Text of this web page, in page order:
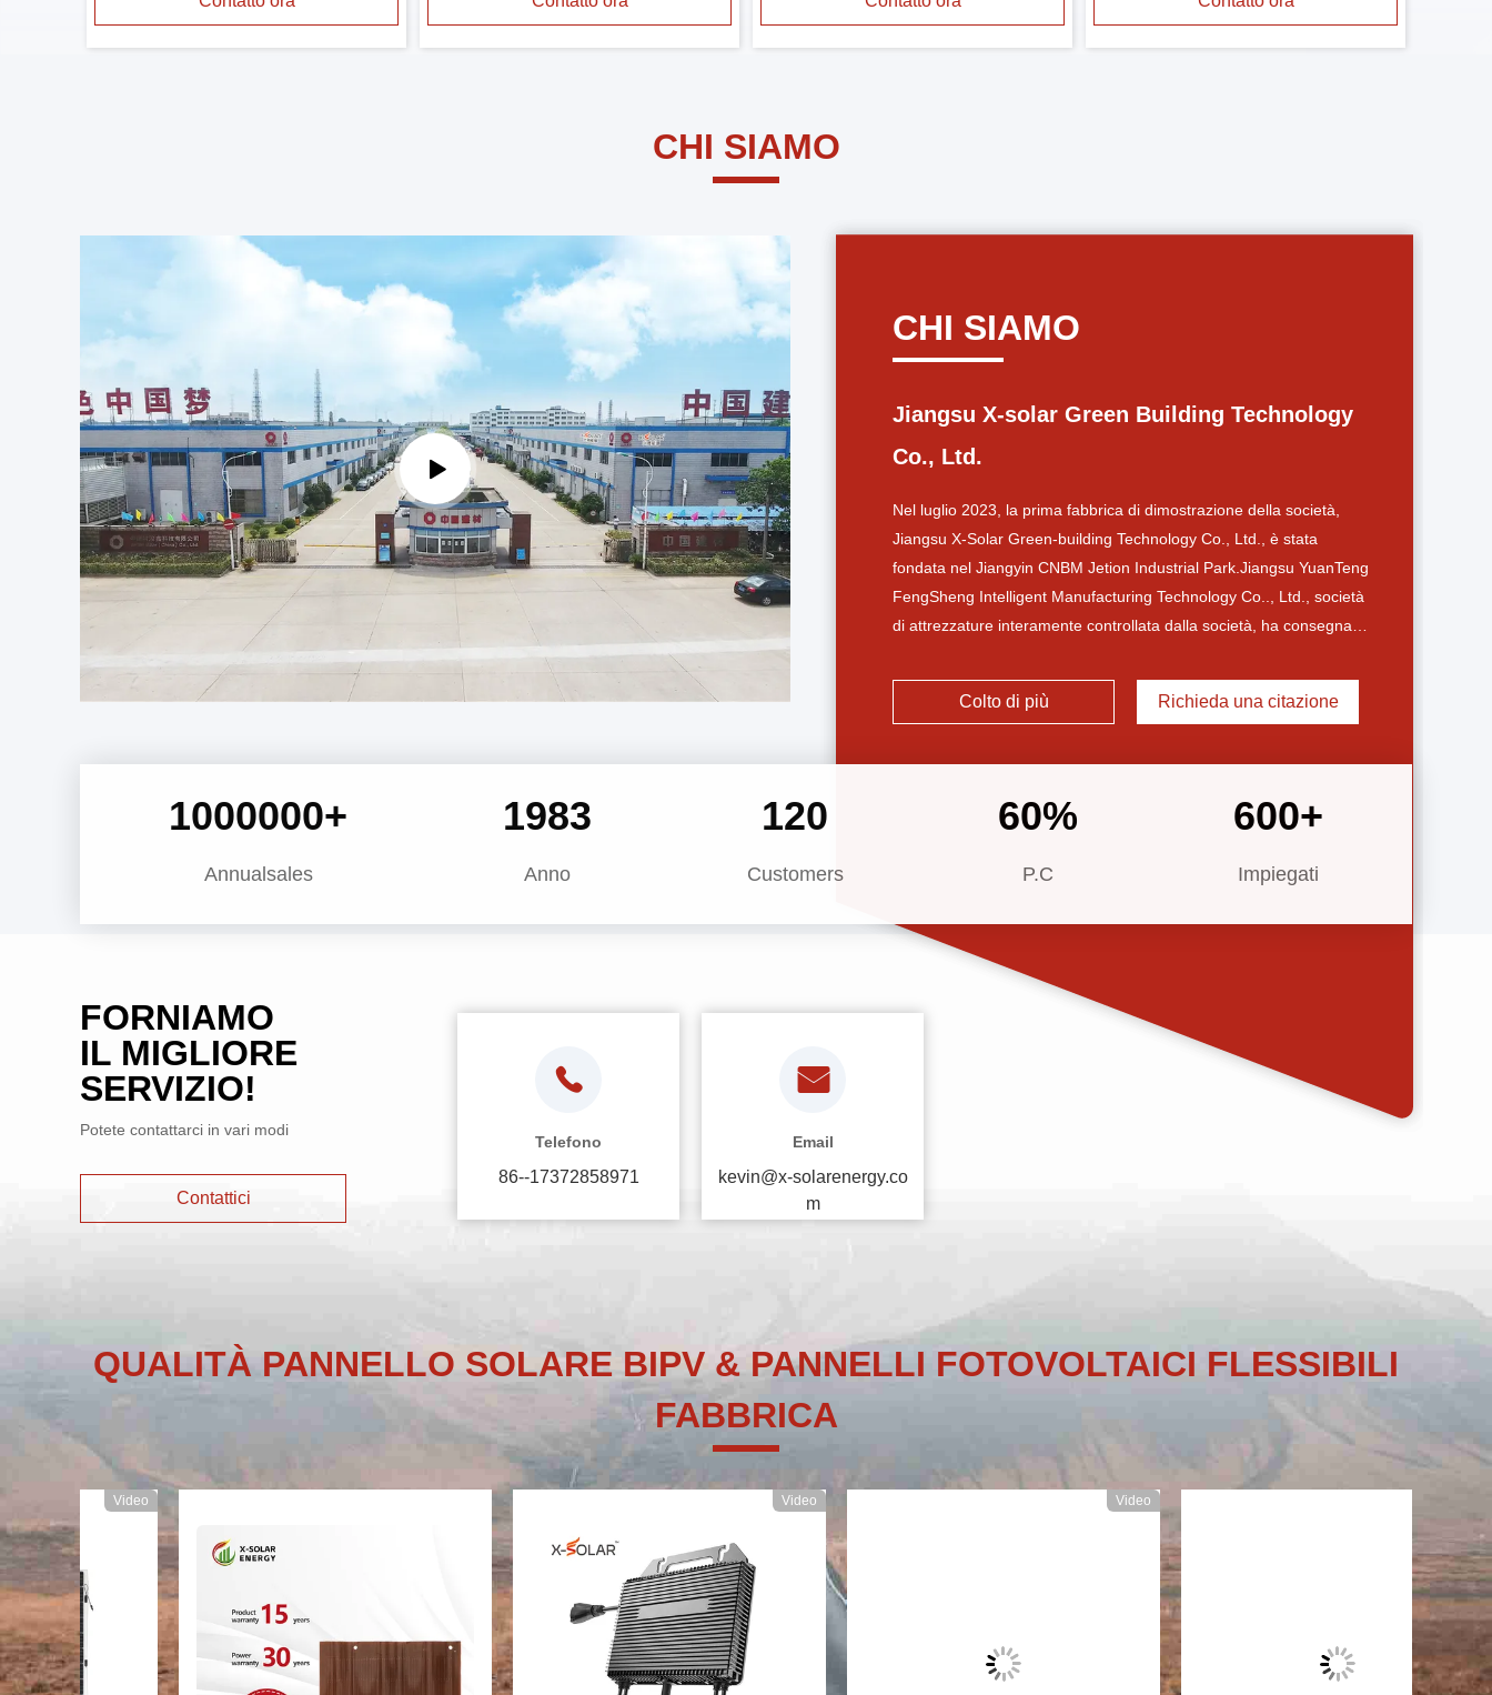
CHI SIAMO
CHI SIAMO
Jiangsu X-solar Green Building Technology
Co., Ltd.
Nel luglio 2023, la prima fabbrica di dimostrazione della società,
Jiangsu X-Solar Green-building Technology Co., Ltd., è stata
fondata nel Jiangyin CNBM Jetion Industrial Park.Jiangsu YuanTeng
FengSheng Intelligent Manufacturing Technology Co.., Ltd., società
di attrezzature interamente controllata dalla società, ha consegnato
base di Jiangyin.La linea di produzione può essere compatibile con
la produzione di tre categorie: ...
Colto di più Richieda una citazione
1000000+
Annualsales
2020
Anno
120
Customers
60%
P.C
600+
Impiegati
FORNIAMO
IL MIGLIORE
SERVIZIO!
Potete contattarci in vari modi
Contattici
Telefono
86--17372858971
Email
kevin@x-solarenergy.co
m
QUALITÀ PANNELLO SOLARE BIPV & PANNELLI FOTOVOLTAICI FLESSIBILI
FABBRICA